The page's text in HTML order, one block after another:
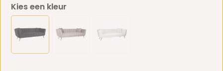
Kies een kleur